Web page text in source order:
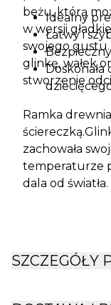
beżu, którą
w wersji
swojego
glinkę, wałek
stworzenie
Idealny
Łatwy i
Ramka
zachowała
temperaturze
dala od światła.
SZCZEGÓŁY